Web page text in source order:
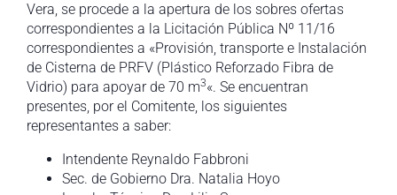
Vera, se procede a la apertura de los sobres ofertas
correspondientes a la Licitación Pública Nº 11/16
correspondientes a «Provisión, transporte e Instalación
de Cisterna de PRFV (Plástico Reforzado Fibra de
Vidrio) para apoyar de 70 m3«. Se encuentran
presentes, por el Comitente, los siguientes
representantes a saber:
Intendente Reynaldo Fabbroni
Sec. de Gobierno Dra. Natalia Hoyo